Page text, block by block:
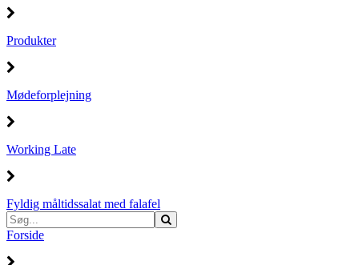
Produkter
Mødeforplejning
Working Late
Fyldig måltidssalat med falafel
Forside